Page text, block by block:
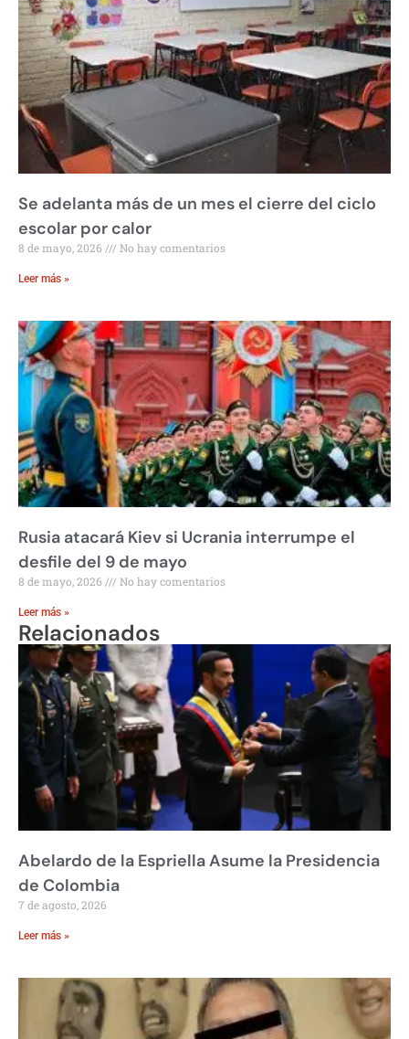
Se adelanta más de un mes el cierre del ciclo
escolar por calor
8 de mayo, 2026 No hay comentarios
Leer más »
Rusia atacará Kiev si Ucrania interrumpe el
desfile del 9 de mayo
8 de mayo, 2026 No hay comentarios
Leer más »
Relacionados
Abelardo de la Espriella Asume la Presidencia
de Colombia
7 de agosto, 2026
Leer más »